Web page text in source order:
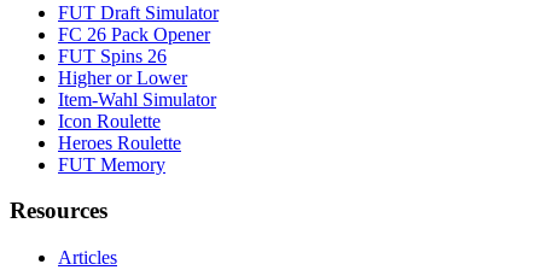
FUT Draft Simulator
FC 26 Pack Opener
FUT Spins 26
Higher or Lower
Item-Wahl Simulator
Icon Roulette
Heroes Roulette
FUT Memory
Resources
Articles